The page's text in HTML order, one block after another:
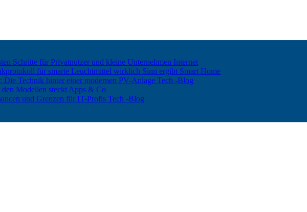
Schritte für Privatnutzer und kleine Unternehmen Internet
für smarte Leuchtmittel wirklich Sinn ergibt Smart Home
Die Technik hinter einer modernen PV-Anlage Tech -Blog
Modellen steckt Apps & Co
und Grenzen für IT-Profis Tech -Blog